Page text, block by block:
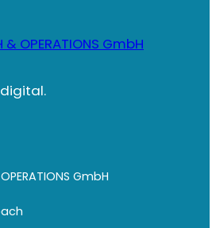
& OPERATIONS GmbH
digital.
OPERATIONS GmbH